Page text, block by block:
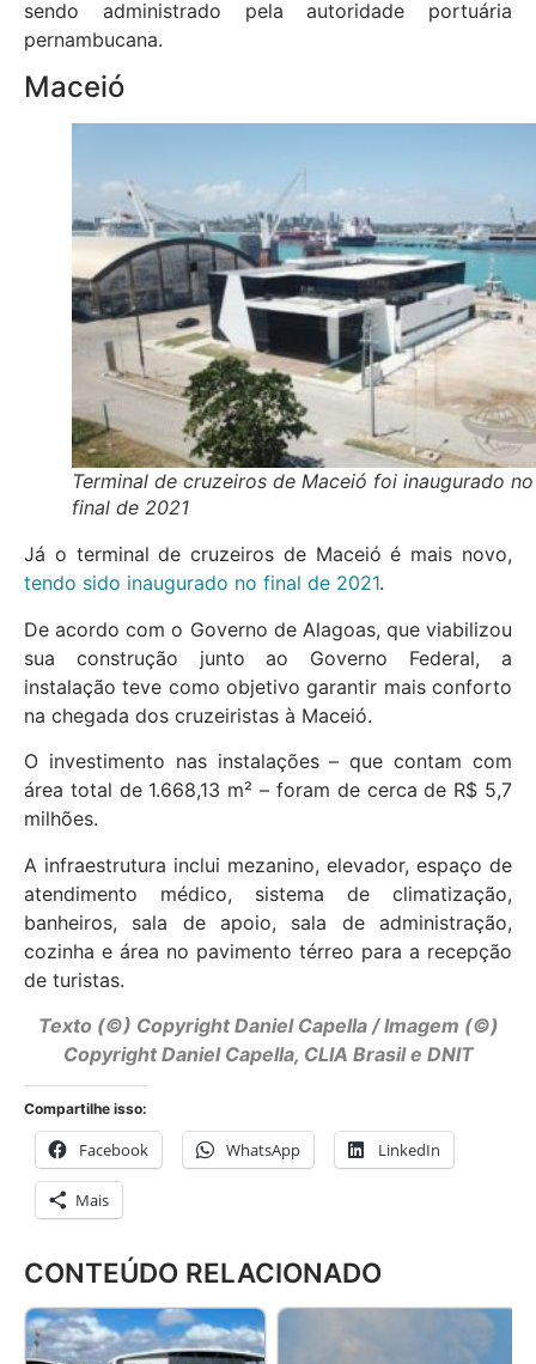
sendo administrado pela autoridade portuária
pernambucana.
Maceió
Terminal de cruzeiros de Maceió foi inaugurado no
final de 2021
Já o terminal de cruzeiros de Maceió é mais novo,
tendo sido inaugurado no final de 2021.
De acordo com o Governo de Alagoas, que viabilizou
sua construção junto ao Governo Federal, a
instalação teve como objetivo garantir mais conforto
na chegada dos cruzeiristas à Maceió.
O investimento nas instalações – que contam com
área total de 1.668,13 m² – foram de cerca de R$ 5,7
milhões.
A infraestrutura inclui mezanino, elevador, espaço de
atendimento médico, sistema de climatização,
banheiros, sala de apoio, sala de administração,
cozinha e área no pavimento térreo para a recepção
de turistas.
Texto (©) Copyright Daniel Capella / Imagem (©)
Copyright Daniel Capella, CLIA Brasil e DNIT
Compartilhe isso:
Facebook WhatsApp LinkedIn
Mais
CONTEÚDO RELACIONADO